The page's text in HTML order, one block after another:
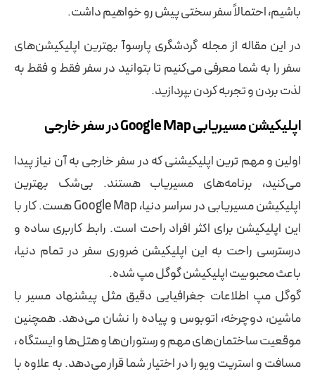
باشیم، احتمالاً سفر سختی پیش رو خواهیم داشت.
در این مقاله از مجله گردشگری پارسوآ بهترین اپلیکیشن‌های
سفر را به شما معرفی می‌کنیم تا بتوانید در سفر فقط و فقط به
لذت بردن و تجربه کردن بپردازید.
اپلیکیشن‌ مسیریابی Google Map در سفر خارجی
اولین و مهم ترین اپلیکیشنی که در سفر خارجی به آن نیاز پیدا
می‌کنید، برنامه‌های مسیریاب هستند. بی‌شک بهترین
اپلیکیشن مسیریابی در سراسر دنیا، Google Map هست. کار با
این اپلیکیشن برای اکثر افراد راحت است. رابط کاربری ساده و
درسترسی راحت به این اپلیکیشن ضروری سفر در تمام دنیا،
باعث محبوبیت اپلیکیشن گوگل مپ شده.
گوگل مپ اطلاعات جغرافیایی دقیق مثل پیشنهاد مسیر با
ماشین، دوچرخه، اتوبوس و پیاده را نشان می‌دهد. همچنین
موقعیت ساختمان‌های مهم و رستوران‌ها و هتل‌ها و ایستگاه ،
مسافت و استریت ویو را در اختیار شما قرار می‌دهد. به علاوه با